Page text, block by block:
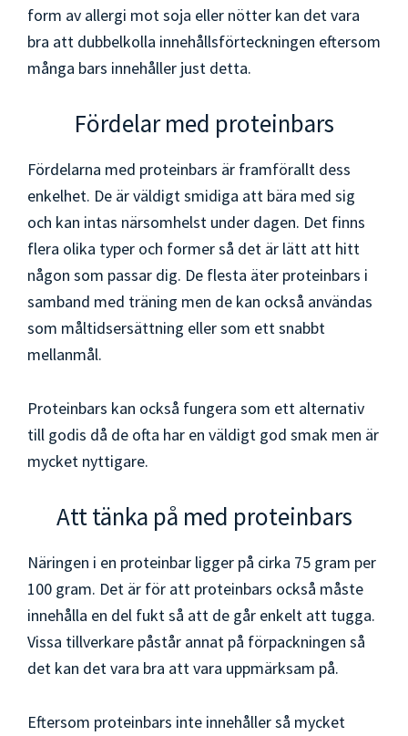
form av allergi mot soja eller nötter kan det vara
bra att dubbelkolla innehållsförteckningen eftersom
många bars innehåller just detta.
Fördelar med proteinbars
Fördelarna med proteinbars är framförallt dess
enkelhet. De är väldigt smidiga att bära med sig
och kan intas närsomhelst under dagen. Det finns
flera olika typer och former så det är lätt att hitt
någon som passar dig. De flesta äter proteinbars i
samband med träning men de kan också användas
som måltidsersättning eller som ett snabbt
mellanmål.
Proteinbars kan också fungera som ett alternativ
till godis då de ofta har en väldigt god smak men är
mycket nyttigare.
Att tänka på med proteinbars
Näringen i en proteinbar ligger på cirka 75 gram per
100 gram. Det är för att proteinbars också måste
innehålla en del fukt så att de går enkelt att tugga.
Vissa tillverkare påstår annat på förpackningen så
det kan det vara bra att vara uppmärksam på.
Eftersom proteinbars inte innehåller så mycket